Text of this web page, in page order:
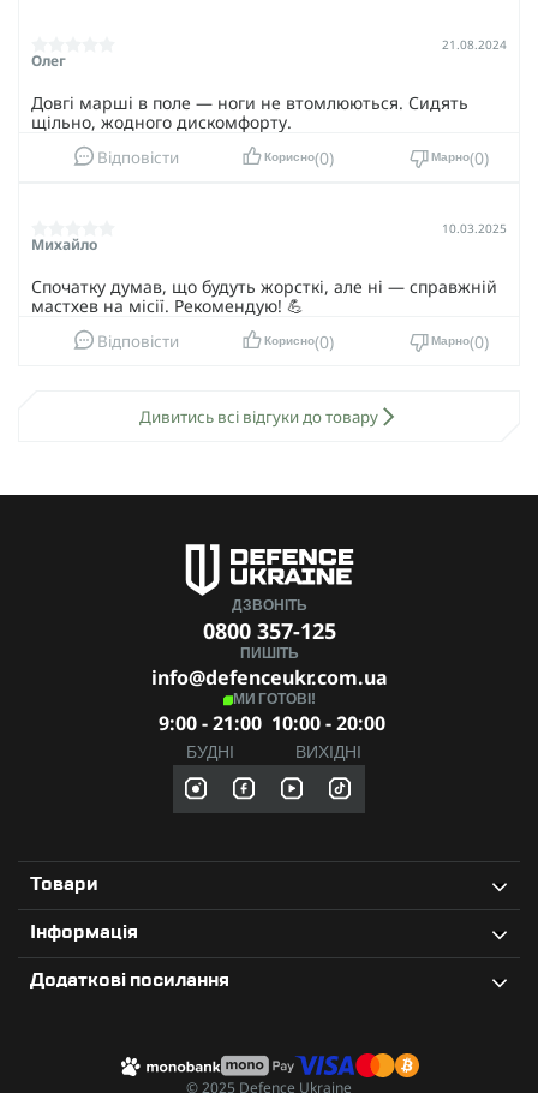
Олег
21.08.2024
Довгі марші в поле — ноги не втомлюються. Сидять
щільно, жодного дискомфорту.
Відповісти Корисно 0 Марно 0
Михайло
10.03.2025
Спочатку думав, що будуть жорсткі, але ні — справжній
мастхев на місії. Рекомендую! 💪
Відповісти Корисно 0 Марно 0
Дивитись всі відгуки до товару
ДЗВОНІТЬ
0800 357-125
ПИШІТЬ
info@defenceukr.com.ua
МИ ГОТОВІ!
9:00 - 21:00
БУДНІ
10:00 - 20:00
ВИХІДНІ
Товари
Інформація
Додаткові посилання
© 2025 Defence Ukraine